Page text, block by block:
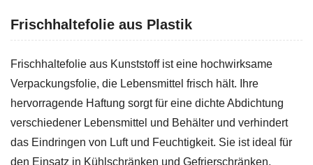
Frischhaltefolie aus Plastik
Frischhaltefolie aus Kunststoff ist eine hochwirksame
Verpackungsfolie, die Lebensmittel frisch hält. Ihre
hervorragende Haftung sorgt für eine dichte Abdichtung
verschiedener Lebensmittel und Behälter und verhindert
das Eindringen von Luft und Feuchtigkeit. Sie ist ideal für
den Einsatz in Kühlschränken und Gefrierschränken,